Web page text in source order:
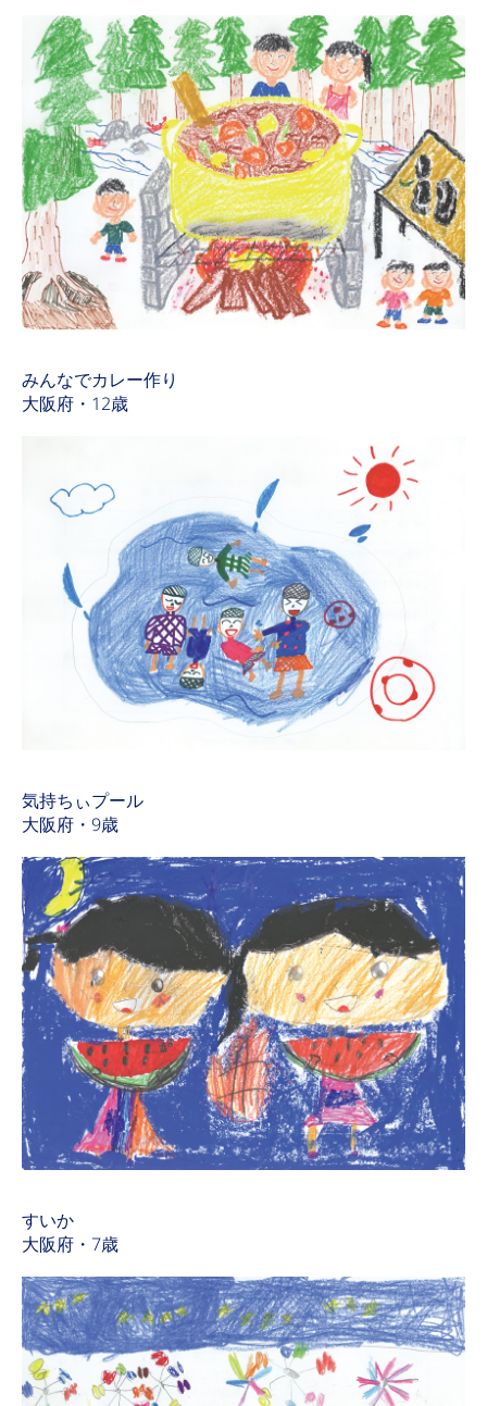
みんなでカレー作り
大阪府・12歳
気持ちぃプール
大阪府・9歳
すいか
大阪府・7歳